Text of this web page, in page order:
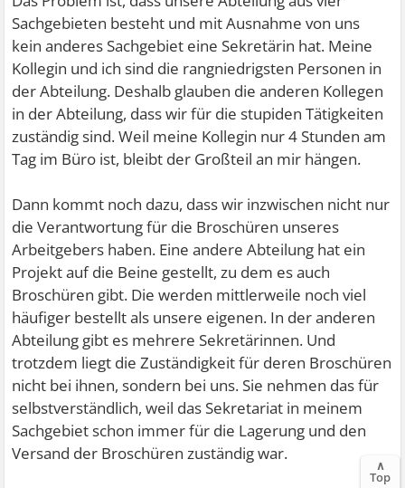
Sachgebieten besteht und mit Ausnahme von uns
kein anderes Sachgebiet eine Sekretärin hat. Meine
Kollegin und ich sind die rangniedrigsten Personen in
der Abteilung. Deshalb glauben die anderen Kollegen
in der Abteilung, dass wir für die stupiden Tätigkeiten
zuständig sind. Weil meine Kollegin nur 4 Stunden am
Tag im Büro ist, bleibt der Großteil an mir hängen.
Dann kommt noch dazu, dass wir inzwischen nicht nur
die Verantwortung für die Broschüren unseres
Arbeitgebers haben. Eine andere Abteilung hat ein
Projekt auf die Beine gestellt, zu dem es auch
Broschüren gibt. Die werden mittlerweile noch viel
häufiger bestellt als unsere eigenen. In der anderen
Abteilung gibt es mehrere Sekretärinnen. Und
trotzdem liegt die Zuständigkeit für deren Broschüren
nicht bei ihnen, sondern bei uns. Sie nehmen das für
selbstverständlich, weil das Sekretariat in meinem
Sachgebiet schon immer für die Lagerung und den
Versand der Broschüren zuständig war.
∧
Top